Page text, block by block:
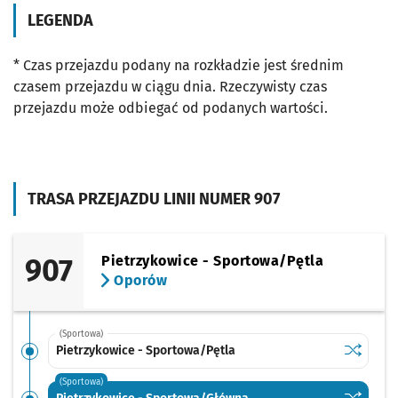
TRASA PRZEJAZDU LINII NUMER 907
907
Pietrzykowice - Sportowa/Pętla
Oporów
(Sportowa)
Pietrzykowice - Sportowa/Pętla Sprawdź
(Sportowa)
LEGENDA
* Czas przejazdu podany na rozkładzie jest średnim
czasem przejazdu w ciągu dnia. Rzeczywisty czas
przejazdu może odbiegać od podanych wartości.